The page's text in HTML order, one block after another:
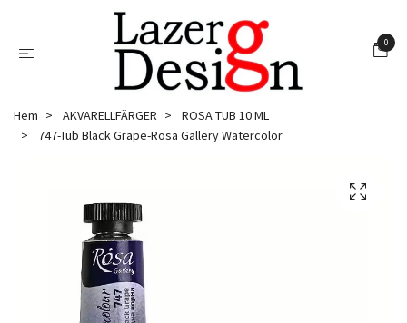
0
Hem AKVARELLFÄRGER
ROSA TUB 10 ML
747-Tub Black Grape-Rosa Gallery Watercolor